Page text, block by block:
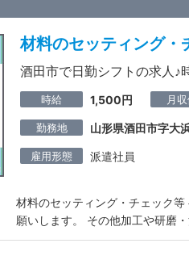
材料のセッティング・
酒田市で日勤シフトの求人♪
時給 1,500円 月
勤務地 山形県酒田市字大
雇用形態 派遣社員
材料のセッティング・チェック
願いします。 その他加工や研磨・